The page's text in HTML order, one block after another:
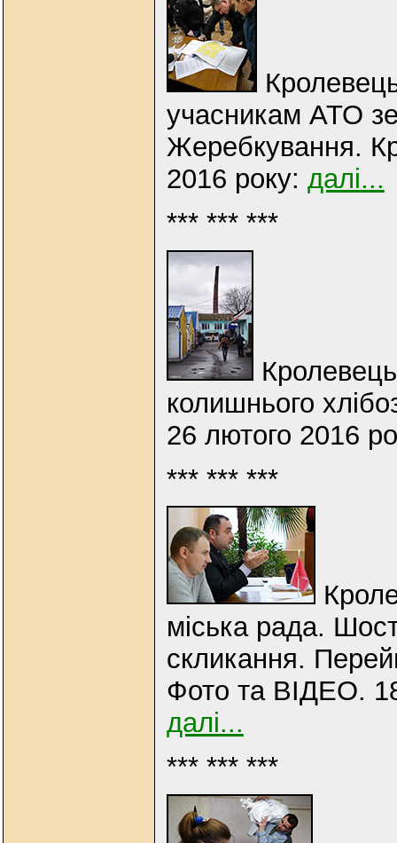
учасникам АТО
Жеребкування.
2016 року: далі...
*** *** ***
колишнього
26 лютого 2016
*** *** ***
міська рада.
скликання.
Фото та ВІДЕО.
далі...
*** *** ***